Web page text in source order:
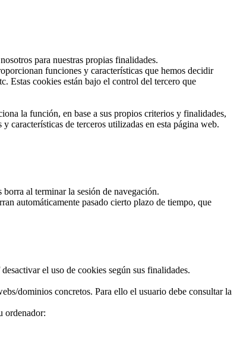
para nuestras propias finalidades.
funciones y características que hemos decidir
Estas cookies están bajo el control del tercero que
la función, en base a sus propios criterios y finalidades,
características de terceros utilizadas en esta página web.
al terminar la sesión de navegación.
automáticamente pasado cierto plazo de tiempo, que
el uso de cookies según sus finalidades.
dominios concretos. Para ello el usuario debe consultar la
ordenador: